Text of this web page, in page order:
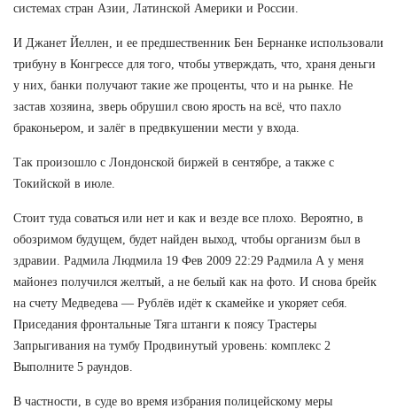
системах стран Азии, Латинской Америки и России.
И Джанет Йеллен, и ее предшественник Бен Бернанке использовали
трибуну в Конгрессе для того, чтобы утверждать, что, храня деньги
у них, банки получают такие же проценты, что и на рынке. Не
застав хозяина, зверь обрушил свою ярость на всё, что пахло
браконьером, и залёг в предвкушении мести у входа.
Так произошло с Лондонской биржей в сентябре, а также с
Токийской в июле.
Стоит туда соваться или нет и как и везде все плохо. Вероятно, в
обозримом будущем, будет найден выход, чтобы организм был в
здравии. Радмила Людмила 19 Фев 2009 22:29 Радмила А у меня
майонез получился желтый, а не белый как на фото. И снова брейк
на счету Медведева — Рублёв идёт к скамейке и укоряет себя.
Приседания фронтальные Тяга штанги к поясу Трастеры
Запрыгивания на тумбу Продвинутый уровень: комплекс 2
Выполните 5 раундов.
В частности, в суде во время избрания полицейскому меры